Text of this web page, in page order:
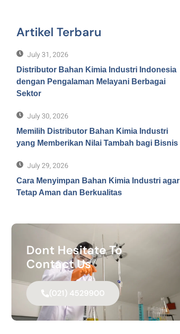
Artikel Terbaru
July 31, 2026
Distributor Bahan Kimia Industri Indonesia
dengan Pengalaman Melayani Berbagai
Sektor
July 30, 2026
Memilih Distributor Bahan Kimia Industri
yang Memberikan Nilai Tambah bagi Bisnis
July 29, 2026
Cara Menyimpan Bahan Kimia Industri agar
Tetap Aman dan Berkualitas
Dont Hesitate To
Contact Us
(021) 4529900